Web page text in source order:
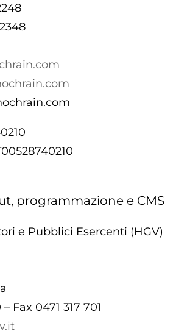
programmazione e CMS
e Pubblici Esercenti (HGV)
Fax 0471 317 701